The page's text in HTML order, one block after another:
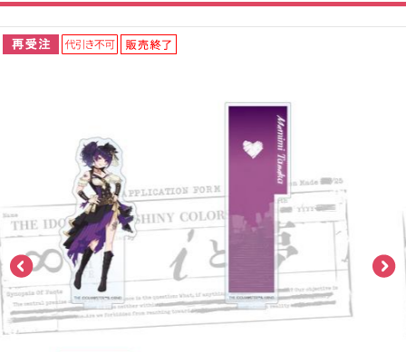
EVENT
太鼓の達人
ACE COMBAT
パックマン